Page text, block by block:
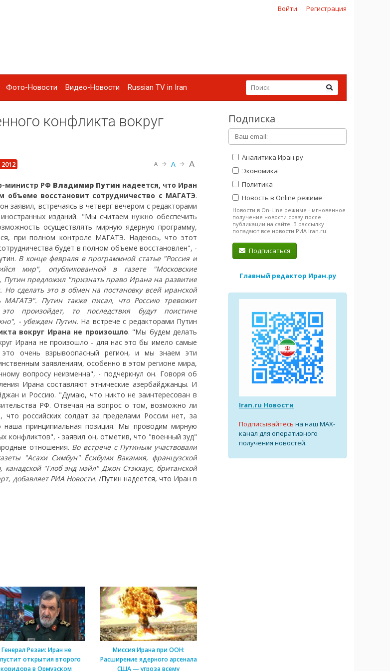
Войти Регистрация
Фото-Новости Видео-Новости Russian TV in Iran
конфликта вокруг
A A A
министр РФ Владимир Путин надеется, что Иран
объеме восстановит сотрудничество с МАГАТЭ.
заявил, встречаясь в четверг вечером с редакторами
изданий. "Мы считаем нужно обеспечить
осуществлять мирную ядерную программу,
при полном контроле МАГАТЭ. Надеюсь, что этот
будет в полном объеме восстановлен", -
В конце февраля в программной статье "Россия и
мир", опубликованной в газете "Московские
Путин предложил "признать право Ирана на развитие
сделать это в обмен на постановку всей иранской
МАГАТЭ". Путин также писал, что Россию тревожит
произойдет, то последствия будут поистине
- убежден Путин. На встрече с редакторами Путин
вокруг Ирана не произошло. "Мы будем делать
Ирана не произошло - для нас это бы имело самые
очень взрывоопасный регион, и мы знаем эти
заявлениям, особенно в этом регионе мира,
вопросу неизменна", - подчеркнул он. Говоря об
Ирана составляют этнические азербайджанцы. И
и Россию. "Думаю, что никто не заинтересован в
РФ. Отвечая на вопрос о том, возможно ли
российских солдат за пределами России нет, за
наша принципиальная позиция. Мы проводим мирную
конфликтов", - заявил он, отметив, что "военный зуд"
отношения. Во встрече с Путиным участвовали
"Асахи Симбун" Ёсибуми Вакамия, французской
"Глоб энд мэйл" Джон Стэкхаус, британской
добавляет РИА Новости. /Путин надеется, что Иран в
Генерал Резаи: Иран не
открытия второго
коридора в Ормузском
Миссия Ирана при ООН:
Расширение ядерного арсенала
США — угроза всему
Подписка
Аналитика Иран.ру
Экономика
Политика
Новость в Online режиме
Новости в On-Line режиме - мгновенное
получение новости сразу после
публикации на сайте. В рассылку
попадают все новости РИА Iran.ru.
Подписаться
Главный редактор Иран.ру
Iran.ru Новости
Подписывайтесь на наш MAX-
канал для оперативного
получения новостей.